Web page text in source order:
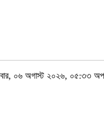
০৬ অগাস্ট ২০২৬, ০৫:৩৩